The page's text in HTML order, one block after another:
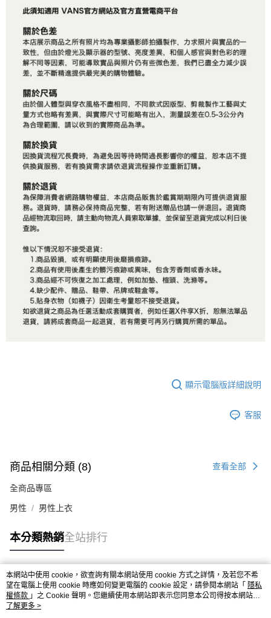
顯示電腦版詳細說明
客服
商品相關分類 (8) 查看全部
全商品專區
男性 男性上衣
本分類熱銷全站排行
熱門標籤
本網站中使用 cookie，欲查詢有關本網站使用 cookie 方式之詳情，及若您不希
望在電腦上使用 cookie 時應如何變更電腦的 cookie 設定，請參閱本網站「 隱私
權條款 」之 Cookie 聲明。您繼續使用本網站即表示您同意本公司得按本網站使
用條款之 Cookie 聲明使用 cookie。
了解更多 >